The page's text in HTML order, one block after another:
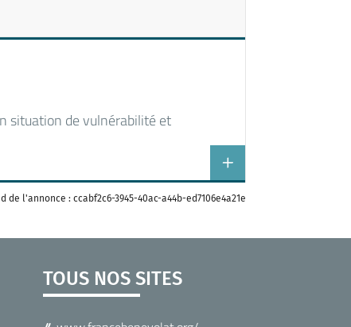
situation de vulnérabilité et
Id de l'annonce : ccabf2c6-3945-40ac-a44b-ed7106e4a21e
TOUS NOS SITES